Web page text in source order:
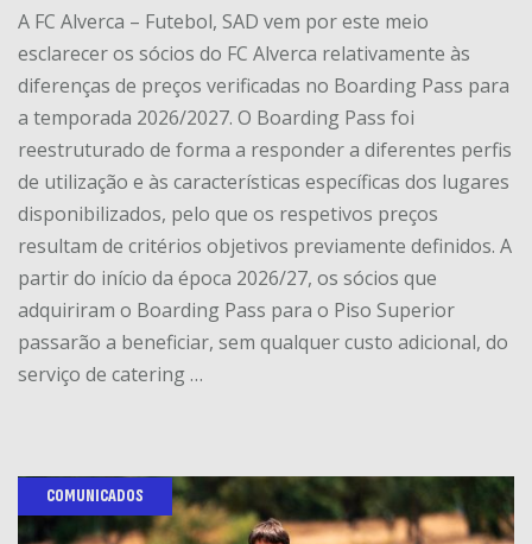
A FC Alverca – Futebol, SAD vem por este meio
esclarecer os sócios do FC Alverca relativamente às
diferenças de preços verificadas no Boarding Pass para
a temporada 2026/2027. O Boarding Pass foi
reestruturado de forma a responder a diferentes perfis
de utilização e às características específicas dos lugares
disponibilizados, pelo que os respetivos preços
resultam de critérios objetivos previamente definidos. A
partir do início da época 2026/27, os sócios que
adquiriram o Boarding Pass para o Piso Superior
passarão a beneficiar, sem qualquer custo adicional, do
serviço de catering …
COMUNICADOS